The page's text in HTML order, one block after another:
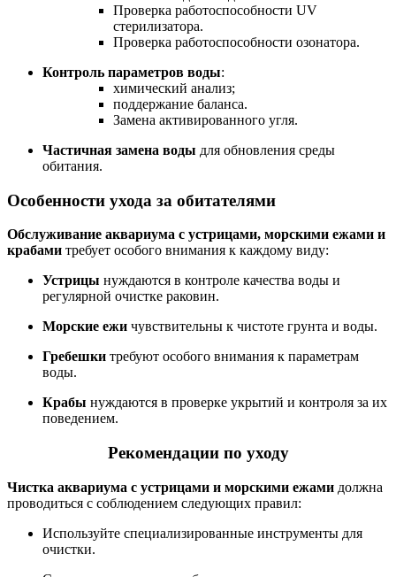
Проверка работоспособности UV
стерилизатора.
Проверка работоспособности озонатора.
Контроль параметров воды:
химический анализ;
поддержание баланса.
Замена активированного угля.
Частичная замена воды для обновления среды
обитания.
Особенности ухода за обитателями
Обслуживание аквариума с устрицами, морскими ежами и
крабами требует особого внимания к каждому виду:
Устрицы нуждаются в контроле качества воды и
регулярной очистке раковин.
Морские ежи чувствительны к чистоте грунта и воды.
Гребешки требуют особого внимания к параметрам
воды.
Крабы нуждаются в проверке укрытий и контроля за их
поведением.
Рекомендации по уходу
Чистка аквариума с устрицами и морскими ежами должна
проводиться с соблюдением следующих правил:
Используйте специализированные инструменты для
очистки.